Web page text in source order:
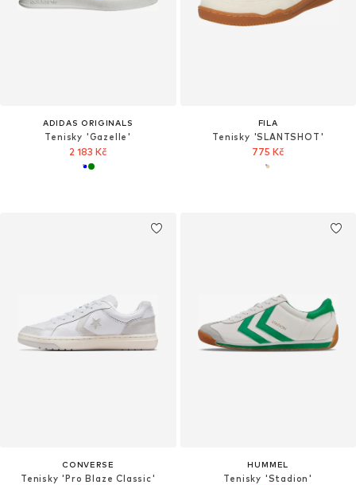
ADIDAS ORIGINALS
Tenisky 'Gazelle'
2 183 Kč
FILA
Tenisky 'SLANTSHOT'
775 Kč
CONVERSE
Tenisky 'Pro Blaze Classic'
HUMMEL
Tenisky 'Stadion'